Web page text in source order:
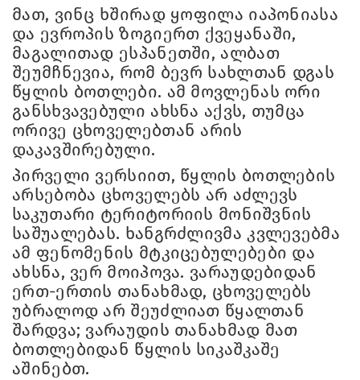
მათ, ვინც ხშირად ყოფილა იაპონიასა
და ევროპის ზოგიერთ ქვეყანაში,
მაგალითად ესპანეთში, ალბათ
შეუმჩნევია, რომ ბევრ სახლთან დგას
წყლის ბოთლები. ამ მოვლენას ორი
განსხვავებული ახსნა აქვს, თუმცა
ორივე ცხოველებთან არის
დაკავშირებული.
პირველი ვერსიით, წყლის ბოთლების
არსებობა ცხოველებს არ აძლევს
საკუთარი ტერიტორიის მონიშვნის
საშუალებას. ხანგრძლივმა კვლევებმა
ამ ფენომენის მტკიცებულებები და
ახსნა, ვერ მოიპოვა. ვარაუდებიდან
ერთ-ერთის თანახმად, ცხოველებს
უბრალოდ არ შეუძლიათ წყალთან
შარდვა; ვარაუდის თანახმად მათ
ბოთლებიდან წყლის სიკაშკაშე
აშინებთ.